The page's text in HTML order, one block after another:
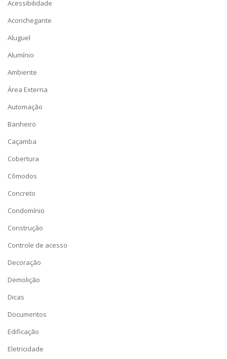
Acessibilidade
Aconchegante
Aluguel
Alumínio
Ambiente
Área Externa
Automação
Banheiro
Caçamba
Cobertura
Cômodos
Concreto
Condomínio
Construção
Controle de acesso
Decoração
Demolição
Dicas
Documentos
Edificação
Eletricidade